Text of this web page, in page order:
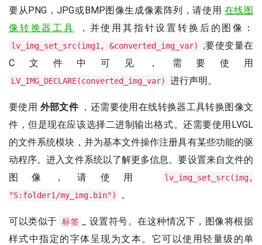
要从PNG，JPG或BMP图像生成像素阵列，请使用 在线图
像转换器工具
，并使用其指针设置转换后的图像：
lv_img_set_src(img1, &converted_img_var)
;要使变量在
C文件中可见，需要使用
LV_IMG_DECLARE(converted_img_var) 进行声明。
要使用 外部文件，还需要使用在线转换器工具转换图像文
件，但是现在应该选择二进制输出格式。还需要使用LVGL
的文件系统模块，并为基本文件操作注册具有某些功能的驱
动程序。进入文件系统以了解更多信息。要设置来自文件的
图像，请使用
lv_img_set_src(img,
"S:folder1/my_img.bin")
。
可以类似于 标签
_ 设置符号。在这种情况下，图像将根据
样式中指定的字体呈现为文本。它可以使用轻量级的单